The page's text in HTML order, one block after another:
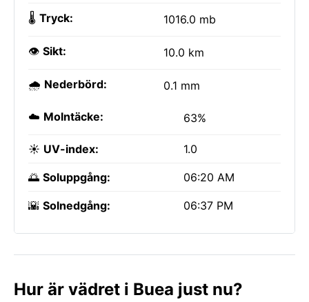
🌡️ Tryck: 1016.0 mb
👁️ Sikt: 10.0 km
🌧️ Nederbörd: 0.1 mm
☁️ Molntäcke: 63%
☀️ UV-index: 1.0
🌅 Soluppgång: 06:20 AM
🌇 Solnedgång: 06:37 PM
Hur är vädret i Buea just nu?